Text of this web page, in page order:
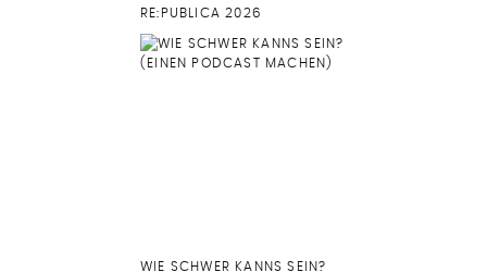
RE:PUBLICA 2026
WIE SCHWER KANNS SEIN?